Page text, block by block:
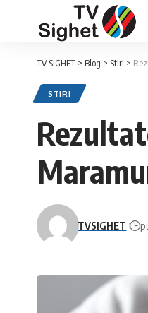
TV SIGHET > Blog > Stiri >
STIRI
TVSIGHET